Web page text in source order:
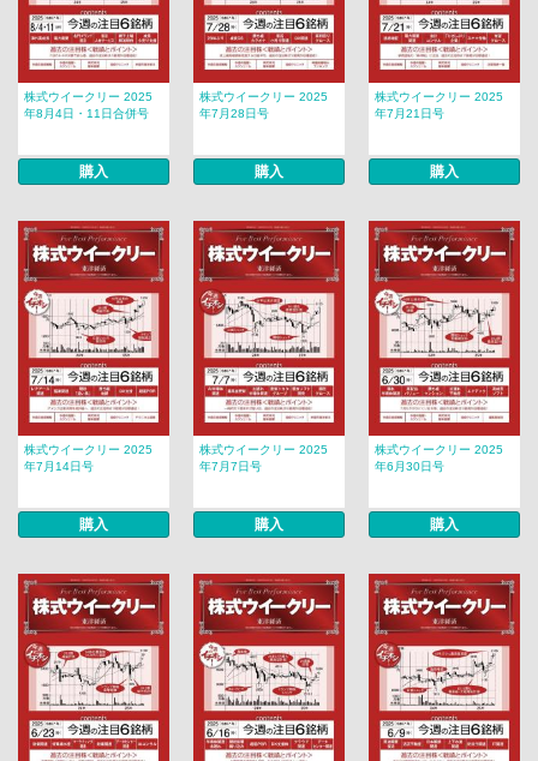
株式ウイークリー 2025
年8月4日・11日合併号
購入
株式ウイークリー 2025
年7月28日号
購入
株式ウイークリー 2025
年7月21日号
購入
株式ウイークリー 2025
年7月14日号
購入
株式ウイークリー 2025
年7月7日号
購入
株式ウイークリー 2025
年6月30日号
購入